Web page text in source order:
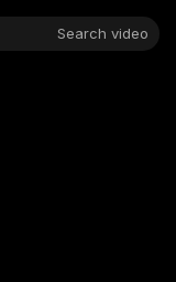
Search video